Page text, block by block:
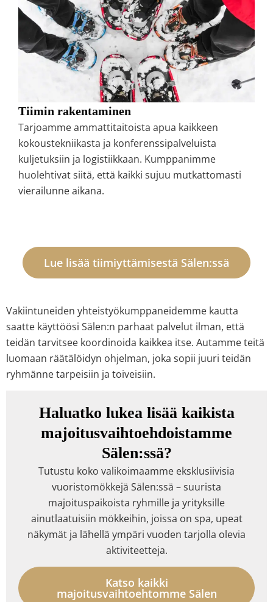
Tiimin rakentaminen
Tarjoamme ammattitaitoista apua kaikkeen
kokoustekniikasta ja konferenssipalveluista
kuljetuksiin ja logistiikkaan. Kumppanimme
huolehtivat siitä, että kaikki sujuu mutkattomasti
vierailunne aikana.
Lue lisää tiimiyttämisestä Sälen:ssä
Vakiintuneiden yhteistyökumppaneidemme kautta
saatte käyttöösi Sälen:n parhaat palvelut ilman, että
teidän tarvitsee koordinoida kaikkea itse. Autamme teitä
luomaan räätälöidyn ohjelman, joka sopii juuri teidän
ryhmänne tarpeisiin ja toiveisiin.
Haluatko lukea lisää kaikista
majoitusvaihtoehdoistamme
Sälen:ssä?
Tutustu koko valikoimaamme eksklusiivisia
vuoristomökkejä Sälen:ssä – suurista
majoituspaikoista ryhmille ja yrityksille
ainutlaatuisiin mökkeihin, joissa on spa, upeat
näkymät ja lähellä ympäri vuoden tarjolla olevia
aktiviteetteja.
Katso kaikki
majoitusvaihtoehtomme Sälen